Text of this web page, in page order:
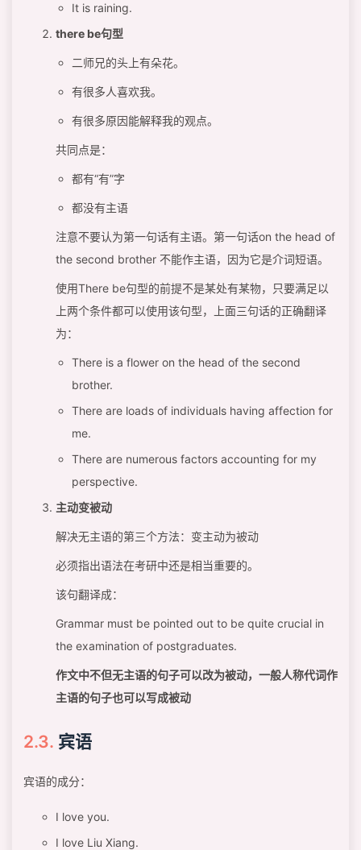
It is raining.
there be句型
二师兄的头上有朵花。
有很多人喜欢我。
有很多原因能解释我的观点。
共同点是：
都有“有”字
都没有主语
注意不要认为第一句话有主语。第一句话on the head of
the second brother 不能作主语，因为它是介词短语。
使用There be句型的前提不是某处有某物，只要满足以
上两个条件都可以使用该句型，上面三句话的正确翻译
为：
There is a flower on the head of the second
brother.
There are loads of individuals having affection for
me.
There are numerous factors accounting for my
perspective.
主动变被动
解决无主语的第三个方法：变主动为被动
必须指出语法在考研中还是相当重要的。
该句翻译成：
Grammar must be pointed out to be quite crucial in
the examination of postgraduates.
作文中不但无主语的句子可以改为被动，一般人称代词作
主语的句子也可以写成被动
宾语
宾语的成分：
I love you.
I love Liu Xiang.